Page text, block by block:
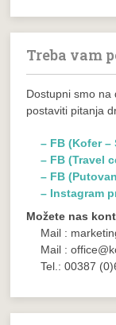
Treba vam
Dostupni smo na
postaviti pitanja
– FB (Kofer –
– FB (Travel
– FB
– Instagram
Možete nas
Mail :
Mail :
Tel.: 00387